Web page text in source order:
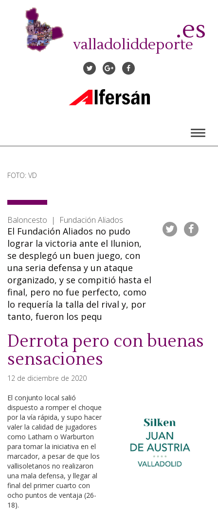
contenido
valladoliddeporte
.es
FOTO: VD
Baloncesto | Fundación Aliados
El Fundación Aliados no pudo
lograr la victoria ante el Ilunion,
se desplegó un buen juego, con
una seria defensa y un ataque
organizado, y se compitió hasta el
final, pero no fue perfecto, como
lo requería la talla del rival y, por
tanto, fueron los pequ
Derrota pero con buenas
sensaciones
12 de diciembre de 2020
El conjunto local salió
dispuesto a romper el choque
por la vía rápida, y supo hacer
valer la calidad de jugadores
como Latham o Warburton
para tomar la iniciativa en el
marcador, a pesar de que los
vallisoletanos no realizaron
una mala defensa, y llegar al
final del primer cuarto con
ocho puntos de ventaja (26-
18).